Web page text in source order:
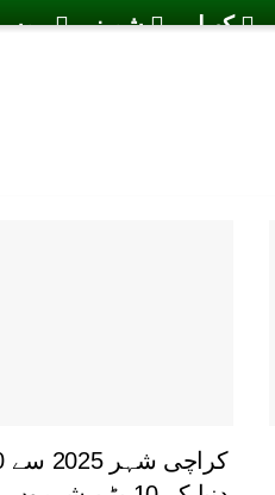
شوبز کھیل